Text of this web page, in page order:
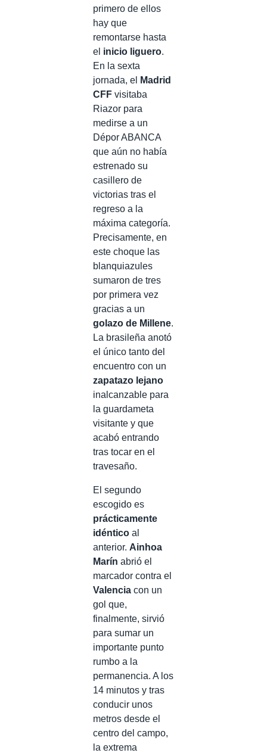
primero de ellos
hay que
remontarse hasta
el inicio liguero.
En la sexta
jornada, el
Madrid
CFF visitaba
Riazor para
medirse a un
Dépor ABANCA
que aún no había
estrenado su
casillero de
victorias tras el
regreso a la
máxima categoría.
Precisamente, en
este choque las
blanquiazules
sumaron de tres
por primera vez
gracias a un
golazo de Millene.
La brasileña anotó
el único tanto del
encuentro con un
zapatazo lejano
inalcanzable para
la guardameta
visitante y que
acabó entrando
tras tocar en el
travesaño.
El segundo
escogido es
prácticamente
idéntico al
anterior. Ainhoa
Marín abrió el
marcador contra el
Valencia con un
gol que,
finalmente, sirvió
para sumar un
importante punto
rumbo a la
permanencia. A los
14 minutos y tras
conducir unos
metros desde el
centro del campo,
la extrema